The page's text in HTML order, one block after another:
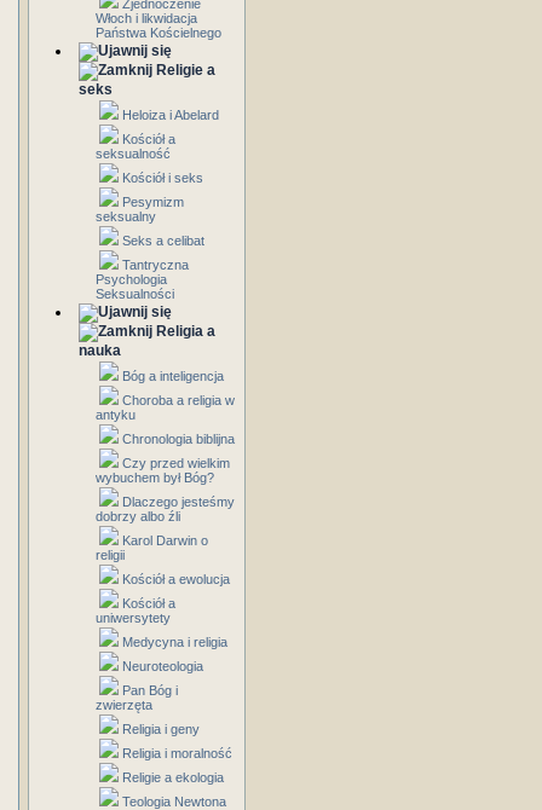
Zjednoczenie
Włoch i likwidacja
Państwa Kościelnego
Religie a
seks
Heloiza i Abelard
Kościół a
seksualność
Kościół i seks
Pesymizm
seksualny
Seks a celibat
Tantryczna
Psychologia
Seksualności
Religia a
nauka
Bóg a inteligencja
Choroba a religia w
antyku
Chronologia biblijna
Czy przed wielkim
wybuchem był Bóg?
Dlaczego jesteśmy
dobrzy albo źli
Karol Darwin o
religii
Kościół a ewolucja
Kościół a
uniwersytety
Medycyna i religia
Neuroteologia
Pan Bóg i
zwierzęta
Religia i geny
Religia i moralność
Religie a ekologia
Teologia Newtona